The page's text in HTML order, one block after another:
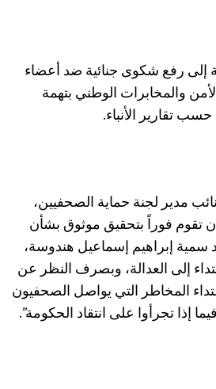
رفع شكوى جنائية ضد أعضاء
والمخابرات الوطني بتهمة
تقارير الأنباء.
مدير لجنة حماية الصحفيين،
فوراً بتحقيق موثوق بشأن
سمية إبراهيم إسماعيل هندوسة،
إلى العدالة، وبصرف النظر عن
المخاطر التي يواصل الصحفيون
إذا تجرأوا على انتقاد الحكومة”.